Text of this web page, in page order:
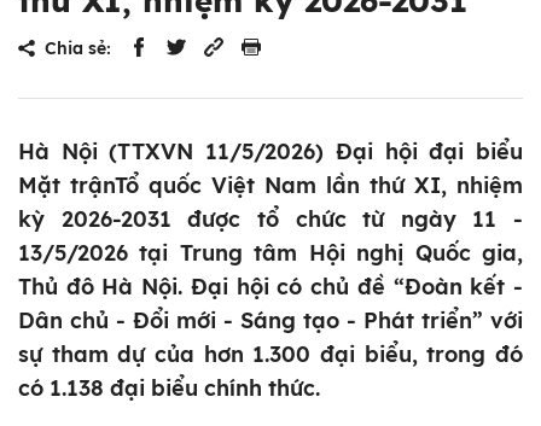
Chia sẻ:
Hà Nội (TTXVN 11/5/2026) Đại hội đại biểu
Mặt trậnTổ quốc Việt Nam lần thứ XI, nhiệm
kỳ 2026-2031 được tổ chức từ ngày 11 -
13/5/2026 tại Trung tâm Hội nghị Quốc gia,
Thủ đô Hà Nội. Đại hội có chủ đề “Đoàn kết -
Dân chủ - Đổi mới - Sáng tạo - Phát triển” với
sự tham dự của hơn 1.300 đại biểu, trong đó
có 1.138 đại biểu chính thức.